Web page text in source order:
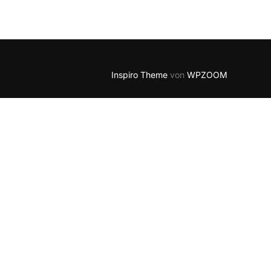
Inspiro Theme von WPZOOM